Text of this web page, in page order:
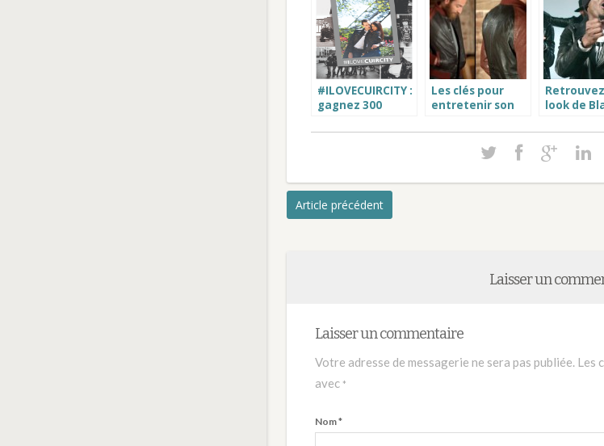
#ILOVECUIRCITY :
gagnez 300
votre blouson,
Les clés pour
entretenir son
efficacement
look de
avec le
cuir
assaut
Article précédent
Laisser un
Laisser un commentaire
Votre adresse de messagerie ne sera pas publiée. Les
avec *
Nom*